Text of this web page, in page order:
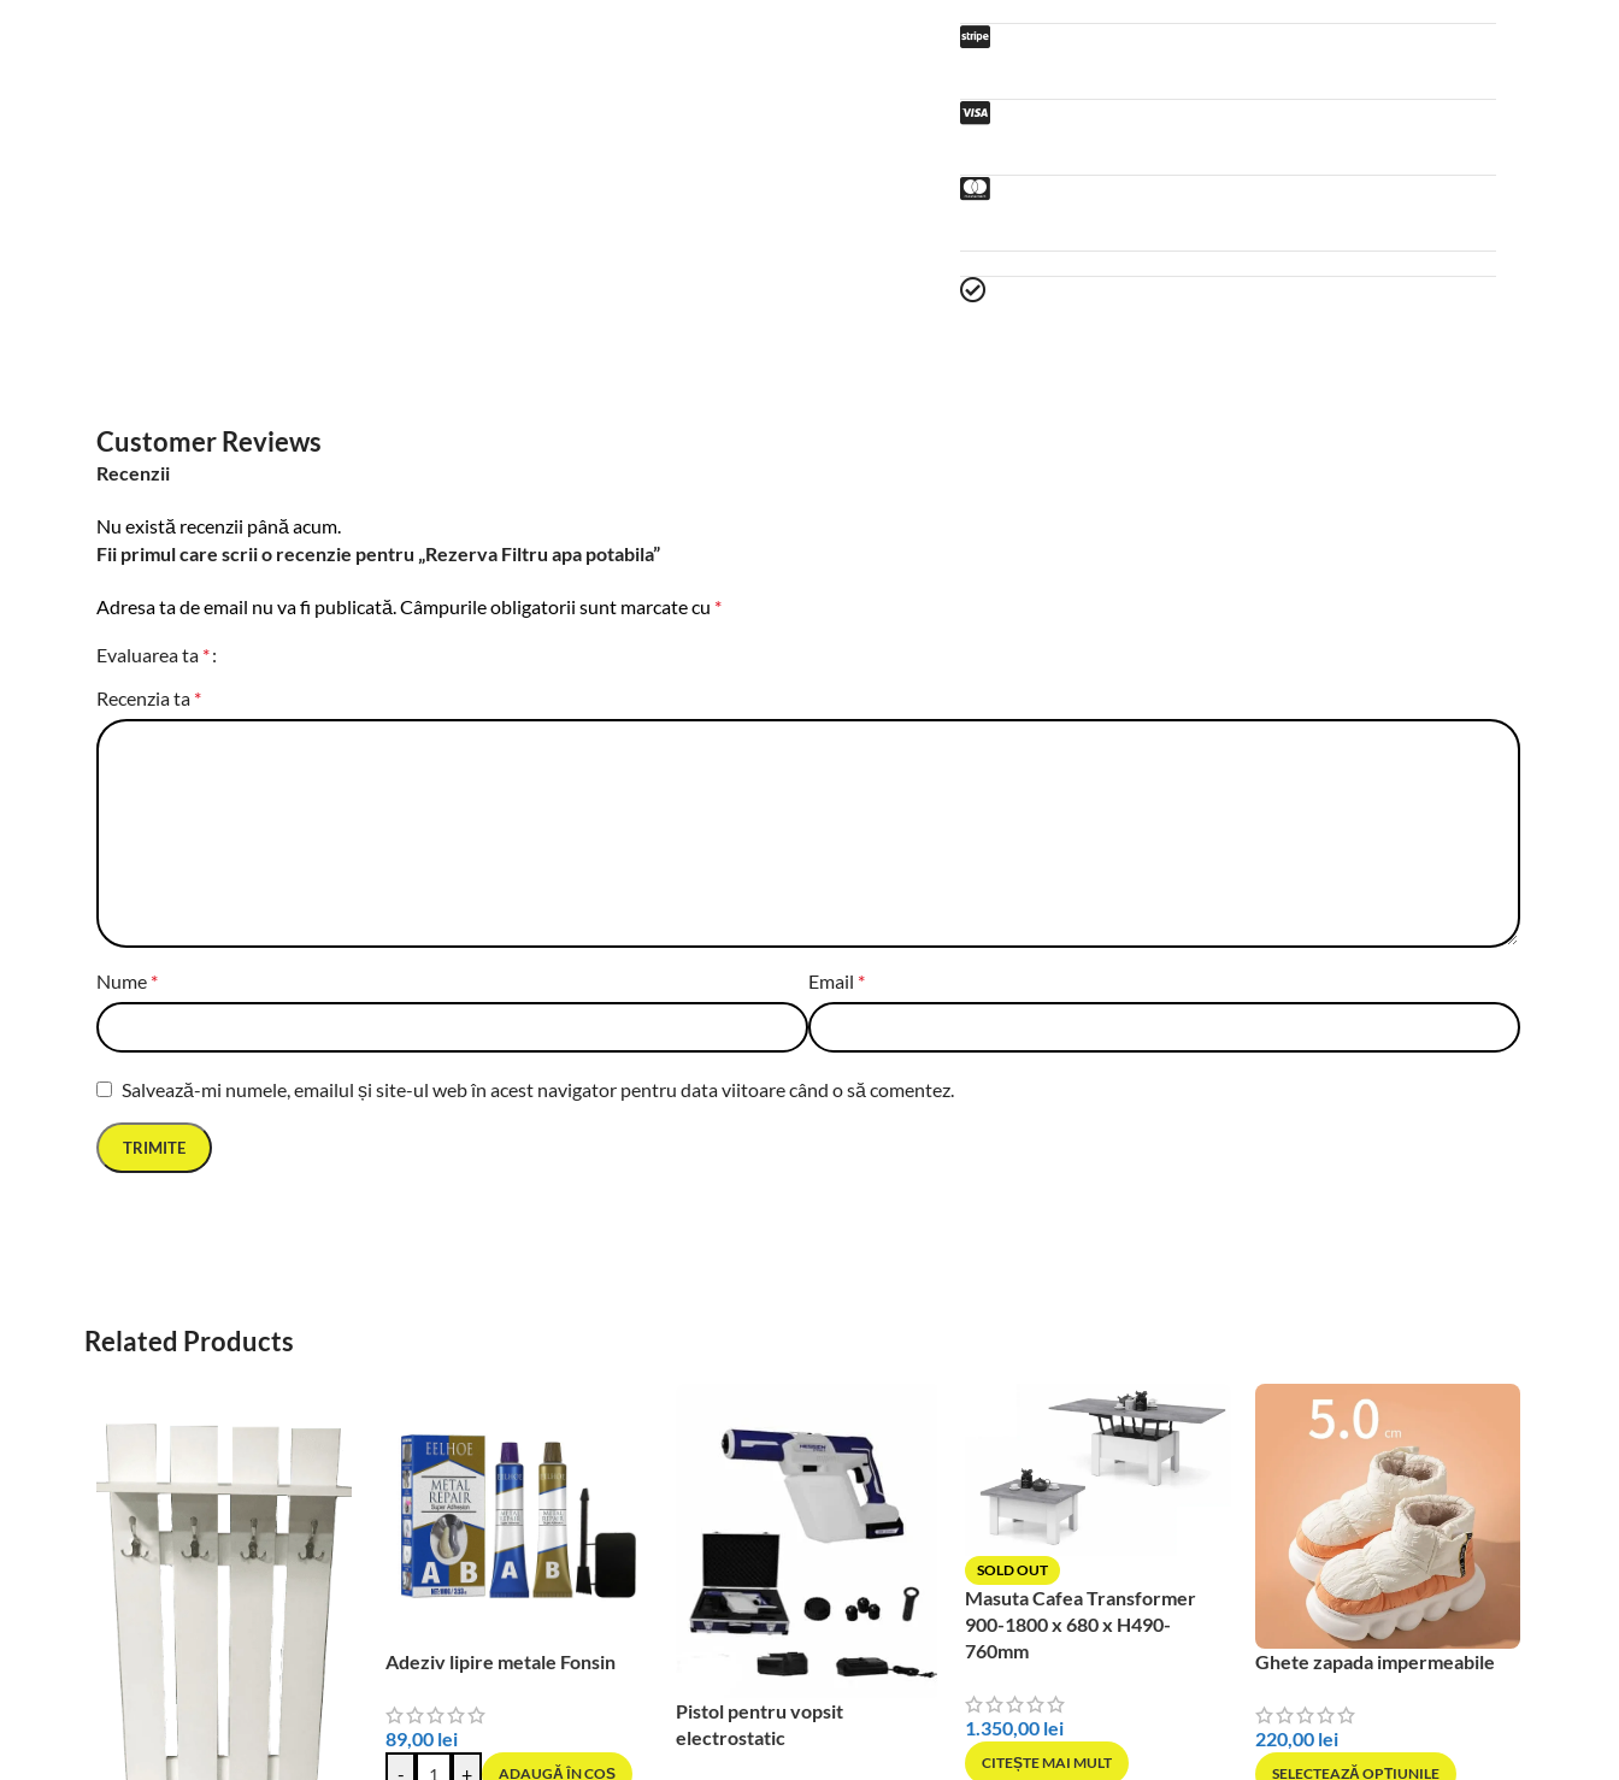
Customer Reviews
Recenzii
Nu există recenzii până acum.
Fii primul care scrii o recenzie pentru „Rezerva Filtru apa potabila”
Adresa ta de email nu va fi publicată.Câmpurile obligatorii sunt marcate cu *
Evaluarea ta *
Recenzia ta *
Nume * Email *
Salvează-mi numele, emailul și site-ul web în acest navigator pentru data viitoare când o să comentez.
Related Products
Adeziv lipire metale Fonsin
89,00 lei
-
+ ADAUGĂ ÎN COȘ
Pistol pentru vopsit
electrostatic
SOLD OUT
Masuta Cafea Transformer
900-1800 x 680 x H490-
760mm
1.350,00 lei
CITEȘTE MAI MULT
Ghete zapada impermeabile
220,00 lei
SELECTEAZĂ OPȚIUNILE